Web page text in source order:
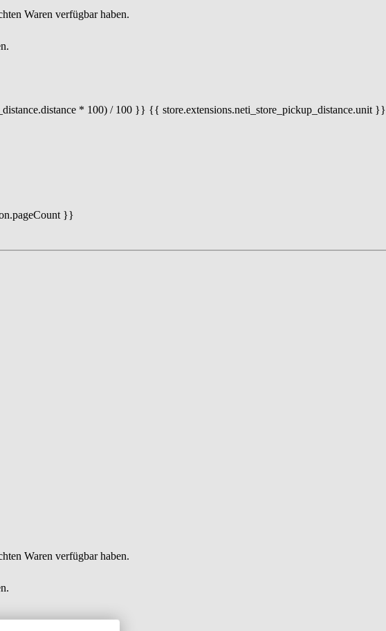
Waren verfügbar haben.
* 100) / 100 }} {{ store.extensions.neti_store_pickup_distance.unit }}
}}
Waren verfügbar haben.